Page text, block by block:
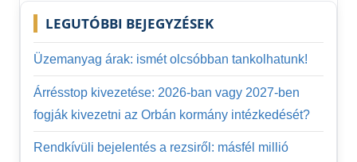
LEGUTÓBBI BEJEGYZÉSEK
Üzemanyag árak: ismét olcsóbban tankolhatunk!
Árrésstop kivezetése: 2026-ban vagy 2027-ben
fogják kivezetni az Orbán kormány intézkedését?
Rendkívüli bejelentés a rezsiről: másfél millió